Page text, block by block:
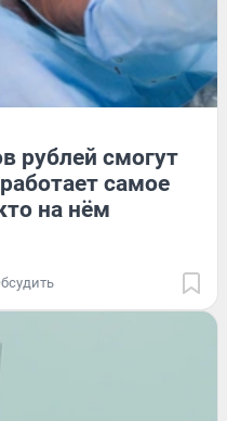
рублей смогут
самое
на нём